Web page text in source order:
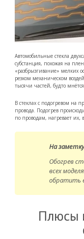
Автомобильные стекла
субстанция, похожая на
«разбрызгивание» мелких
резком механическом
тысячи частей, будто
В стеклах с подогревом на
провода. Подогрев
по проводам, нагревает их,
На
Обогрев
всех
обратить
Плюсы